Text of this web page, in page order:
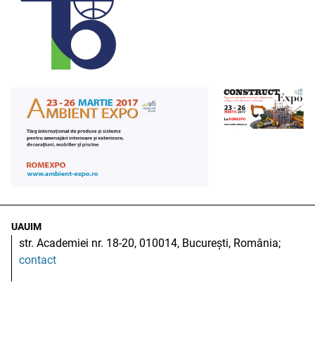
UAUIM
str. Academiei nr. 18-20, 010014, București, România;
contact